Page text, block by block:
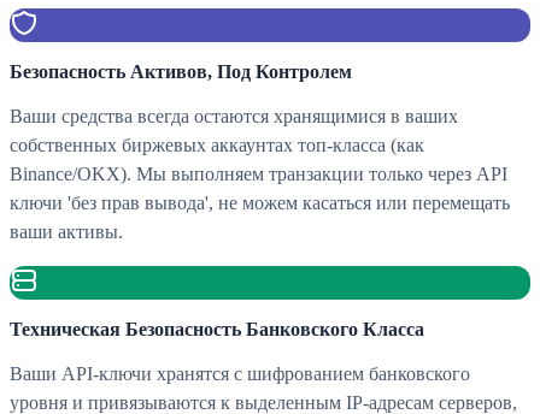
Безопасность Активов, Под Контролем
Ваши средства всегда остаются хранящимися в ваших
собственных биржевых аккаунтах топ-класса (как
Binance/OKX). Мы выполняем транзакции только через API
ключи 'без прав вывода', не можем касаться или перемещать
ваши активы.
Техническая Безопасность Банковского Класса
Ваши API-ключи хранятся с шифрованием банковского
уровня и привязываются к выделенным IP-адресам серверов,